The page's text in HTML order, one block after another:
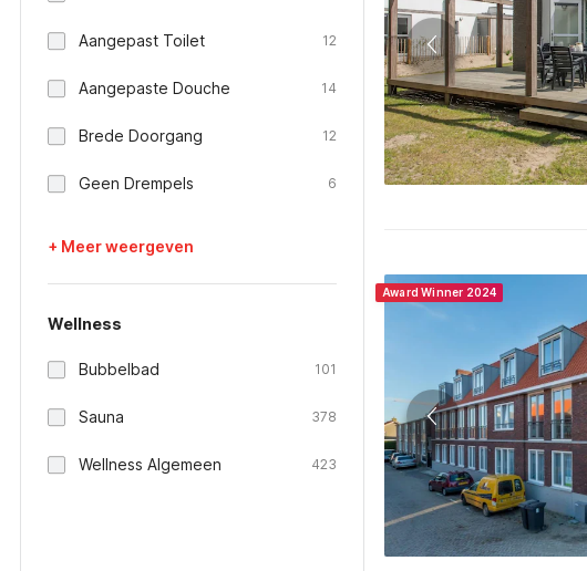
Aangepast Toilet 12
Aangepaste Douche 14
Brede Doorgang 12
Geen Drempels 6
+ Meer weergeven
Wellness
Bubbelbad 101
Sauna 378
Wellness Algemeen 423
Award Winner 2024